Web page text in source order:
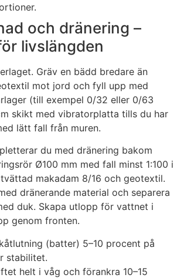
och dränering –
livslängden
Gräv en bädd bredare än
mot jord och fyll upp med
(till exempel 0/32 eller 0/63
skikt med vibratorplatta tills du har
lätt fall från muren.
du med dränering bakom
Ø100 mm med fall minst 1:100 i
makadam 8/16 och geotextil.
dränerande material och separera
duk. Skapa utlopp för vattnet i
genom fronten.
(batter) 5–10 procent på
stabilitet.
helt i våg och förankra 10–15